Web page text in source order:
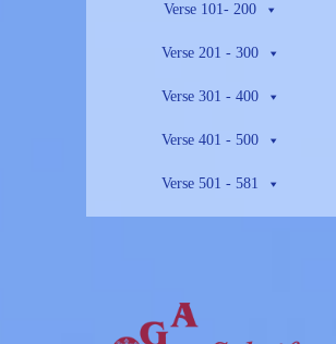
Verse 101- 200
Verse 201 - 300
Verse 301 - 400
Verse 401 - 500
Verse 501 - 581